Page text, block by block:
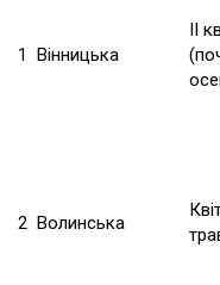
1 Вінницька
ІІ
2 Волинська